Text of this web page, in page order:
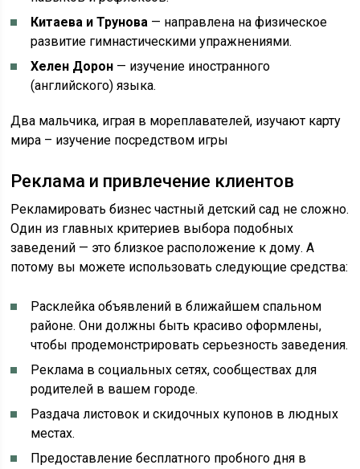
Китаева и Трунова — направлена на физическое
развитие гимнастическими упражнениями.
Хелен Дорон — изучение иностранного
(английского) языка.
Два мальчика, играя в мореплавателей, изучают карту
мира – изучение посредством игры
Реклама и привлечение клиентов
Рекламировать бизнес частный детский сад не сложно.
Один из главных критериев выбора подобных
заведений — это близкое расположение к дому. А
потому вы можете использовать следующие средства:
Расклейка объявлений в ближайшем спальном
районе. Они должны быть красиво оформлены,
чтобы продемонстрировать серьезность заведения.
Реклама в социальных сетях, сообществах для
родителей в вашем городе.
Раздача листовок и скидочных купонов в людных
местах.
Предоставление бесплатного пробного дня в